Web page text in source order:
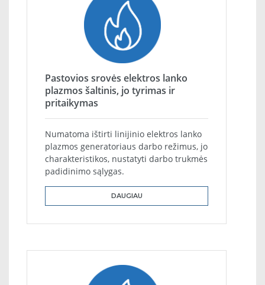
Pastovios srovės elektros lanko
plazmos šaltinis, jo tyrimas ir
pritaikymas
Numatoma ištirti linijinio elektros lanko
plazmos generatoriaus darbo režimus, jo
charakteristikos, nustatyti darbo trukmės
padidinimo sąlygas.
DAUGIAU